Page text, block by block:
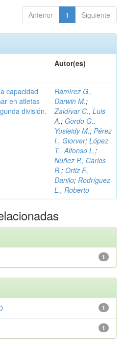
Anterior 1 Siguiente
Autor(es)
capacidad
en atletas
división.
Ramírez G.,
Darwin M.;
Zaldívar C., Luis
A.; Gordo G.,
Yusleidy M.; Pérez
I., Giorver; López
T., Alfonso L.;
Núñez P., Carlos
R.; Ortiz F.,
Danilo; Rodríguez
L., Roberto
1
1
1